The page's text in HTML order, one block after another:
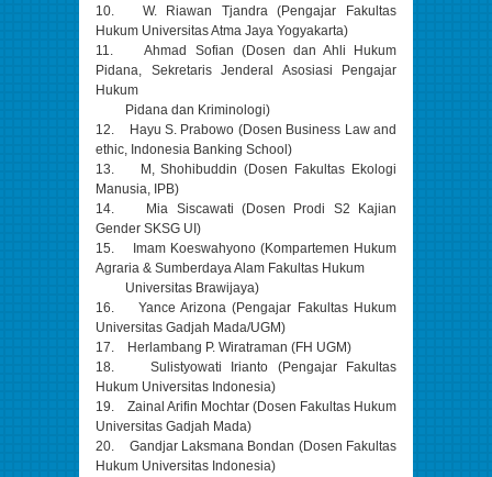
10. W. Riawan Tjandra (Pengajar Fakultas
Hukum Universitas Atma Jaya Yogyakarta)
11. Ahmad Sofian (Dosen dan Ahli Hukum
Pidana, Sekretaris Jenderal Asosiasi Pengajar
Hukum
Pidana dan Kriminologi)
12. Hayu S. Prabowo (Dosen Business Law and
ethic, Indonesia Banking School)
13. M, Shohibuddin (Dosen Fakultas Ekologi
Manusia, IPB)
14. Mia Siscawati (Dosen Prodi S2 Kajian
Gender SKSG UI)
15. Imam Koeswahyono (Kompartemen Hukum
Agraria & Sumberdaya Alam Fakultas Hukum
Universitas Brawijaya)
16. Yance Arizona (Pengajar Fakultas Hukum
Universitas Gadjah Mada/UGM)
17. Herlambang P. Wiratraman (FH UGM)
18. Sulistyowati Irianto (Pengajar Fakultas
Hukum Universitas Indonesia)
19. Zainal Arifin Mochtar (Dosen Fakultas Hukum
Universitas Gadjah Mada)
20. Gandjar Laksmana Bondan (Dosen Fakultas
Hukum Universitas Indonesia)